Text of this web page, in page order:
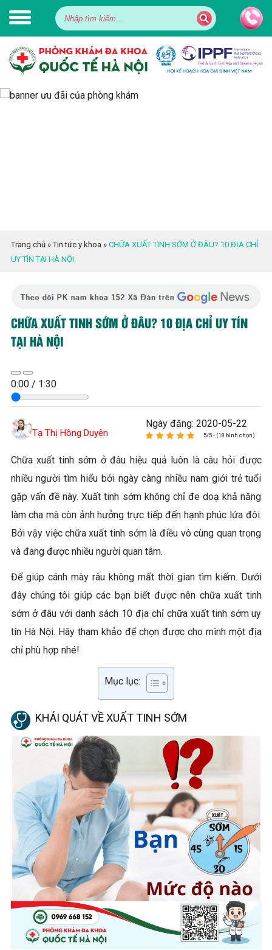
Trang chủ»Tin tức y khoa » CHỮA XUẤT TINH SỚM Ở ĐÂU? 10 ĐỊA CHỈ
UY TÍN TẠI HÀ NỘI
CHỮA XUẤT TINH SỚM Ở ĐÂU? 10 ĐỊA CHỈ UY TÍN
TẠI HÀ NỘI
0:00 / 1:30
Tạ Thị Hồng Duyên
Ngày đăng: 2020-05-22
5/5 - (18 bình chọn)
Chữa xuất tinh sớm ở đâu hiệu quả luôn là câu hỏi được
nhiều người tìm hiểu bởi ngày càng nhiều nam giới trẻ tuổi
gặp vấn đề này. Xuất tinh sớm không chỉ đe doạ khả năng
làm cha mà còn ảnh hưởng trực tiếp đến hạnh phúc lứa đôi.
Bởi vậy việc chữa xuất tinh sớm là điều vô cùng quan trọng
và đang được nhiều người quan tâm.
Để giúp cánh mày râu không mất thời gian tìm kiếm. Dưới
đây chúng tôi giúp các bạn biết được nên chữa xuất tinh
sớm ở đâu với danh sách 10 địa chỉ chữa xuất tinh sớm uy
tín Hà Nội. Hãy tham khảo để chọn được cho mình một địa
chỉ phù hợp nhé!
Mục lục:
KHÁI QUÁT VỀ XUẤT TINH SỚM